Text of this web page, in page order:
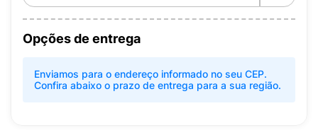
Opções de entrega
Enviamos para o endereço informado no seu CEP.
Confira abaixo o prazo de entrega para a sua região.